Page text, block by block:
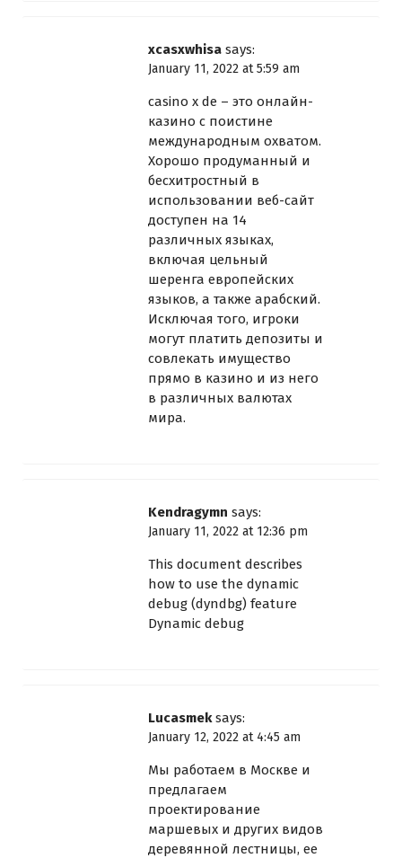
xcasxwhisa says:
January 11, 2022 at 5:59 am
casino x de – это онлайн-
казино с поистине
международным охватом.
Хорошо продуманный и
бесхитростный в
использовании веб-сайт
доступен на 14
различных языках,
включая цельный
шеренга европейских
языков, а также арабский.
Исключая того, игроки
могут платить депозиты и
совлекать имущество
прямо в казино и из него
в различных валютах
мира.
Kendragymn says:
January 11, 2022 at 12:36 pm
This document describes
how to use the dynamic
debug (dyndbg) feature
Dynamic debug
Lucasmek says:
January 12, 2022 at 4:45 am
Мы работаем в Москве и
предлагаем
проектирование
маршевых и других видов
деревянной лестницы, ее